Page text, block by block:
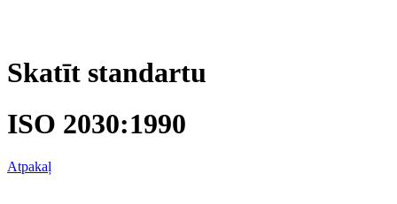
Skatīt standartu
ISO 2030:1990
Atpakaļ